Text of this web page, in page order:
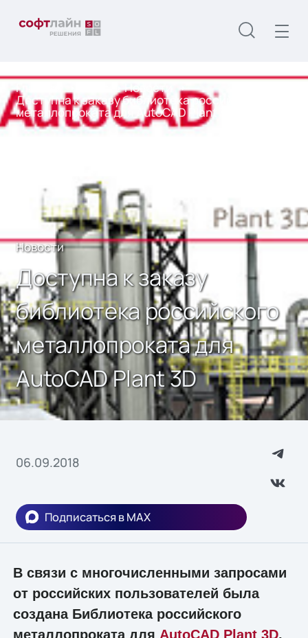
Главная Новости
Доступна к заказу библиотека российского
металлопроката для AutoCAD Plant 3D
Новости
Доступна к заказу
библиотека российского
металлопроката для
AutoCAD Plant 3D
06.09.2018
Подписаться в MAX
В связи с многочисленными запросами
от российских пользователей была
создана Библиотека российского
металлопроката для AutoCAD Plant 3D.